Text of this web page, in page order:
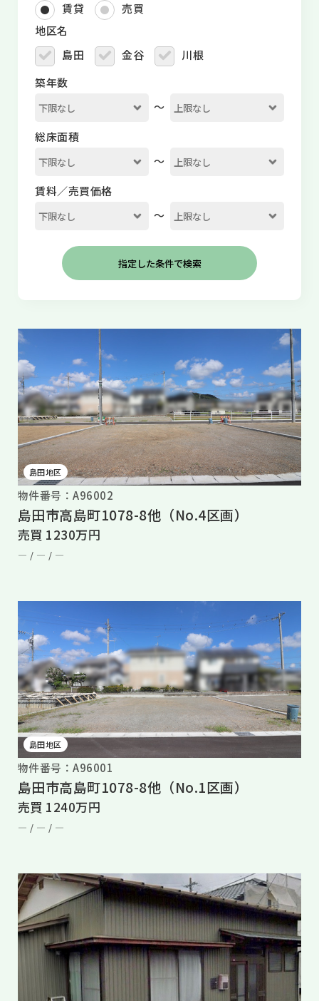
賃貸
売買
地区名
島田
金谷
川根
築年数
～
総床面積
～
賃料／売買価格
～
島田地区
物件番号：A96002
島田市高島町1078-8他（No.4区画）
売買 1230万円
― / ― / ―
島田地区
物件番号：A96001
島田市高島町1078-8他（No.1区画）
売買 1240万円
― / ― / ―